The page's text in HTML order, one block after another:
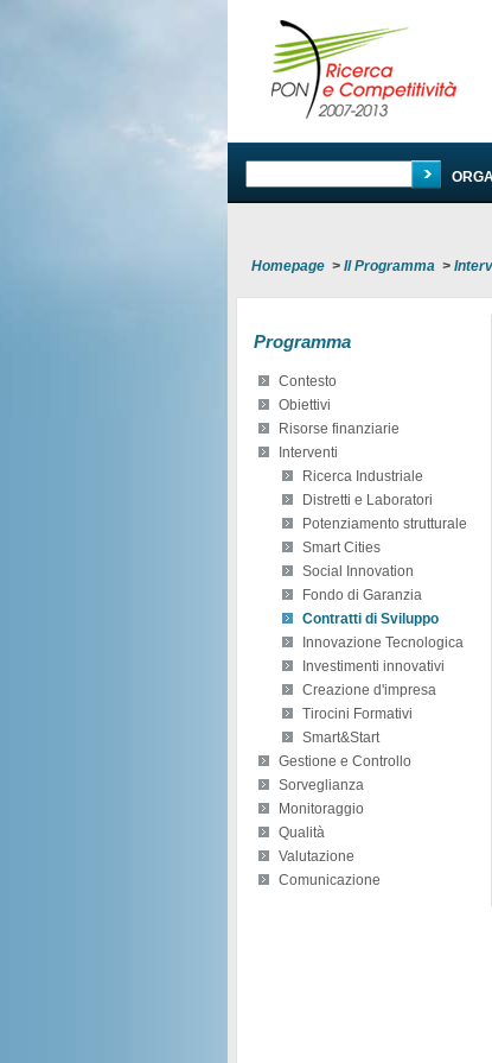
PROGRAMMA
Homepage > Il Programma >
Programma
Contesto
Obiettivi
Risorse finanziarie
Interventi
Ricerca Industriale
Distretti e Laboratori
Potenziamento strutturale
Smart Cities
Social Innovation
Fondo di Garanzia
Contratti di Sviluppo
Innovazione Tecnologica
Investimenti innovativi
Creazione d'impresa
Tirocini Formativi
Smart&Start
Gestione e Controllo
Sorveglianza
Monitoraggio
Qualità
Valutazione
Comunicazione